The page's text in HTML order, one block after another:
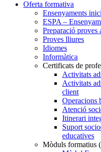
Oferta formativa
Ensenyaments
ESPA –
Preparació proves
Proves lliures
Idiomes
Informàtica
Certificats de
Activitats
Activitats
client
Operacions
Atenció
Itinerari
Suport
educatives
Mòduls formatius